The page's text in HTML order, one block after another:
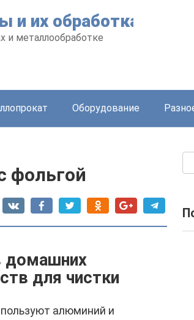
и их обработка
и металлообработке
Оборудование
фольгой
домашних
для чистки
алюминий и